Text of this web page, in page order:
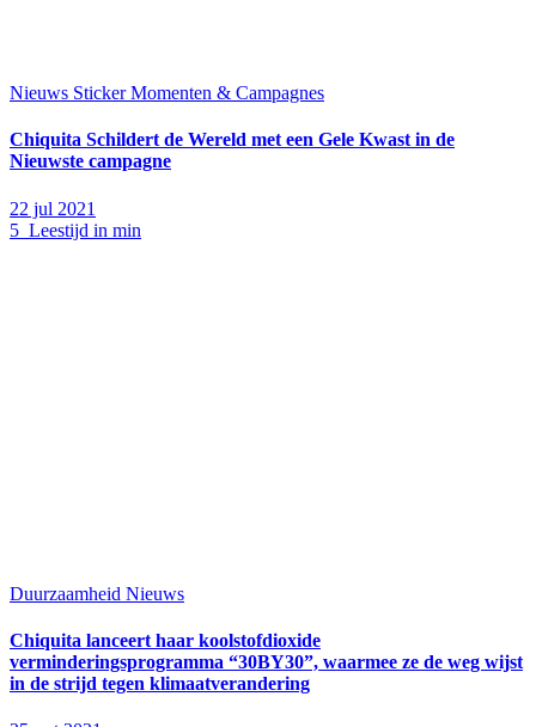
Nieuws Sticker Momenten & Campagnes
Chiquita Schildert de Wereld met een Gele Kwast in de
Nieuwste campagne
22 jul 2021
5 Leestijd in min
Duurzaamheid Nieuws
Chiquita lanceert haar koolstofdioxide
verminderingsprogramma “30BY30”, waarmee ze de weg wijst
in de strijd tegen klimaatverandering